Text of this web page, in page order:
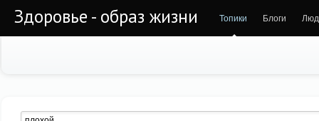
Здоровье - образ жизни Топики Блоги